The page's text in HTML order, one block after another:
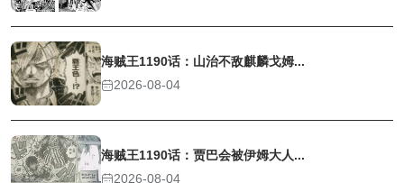
海贼王1190话：山治不敌麒麟戈姆...
2026-08-04
海贼王1190话：贾巴会被伊姆大人...
2026-08-04